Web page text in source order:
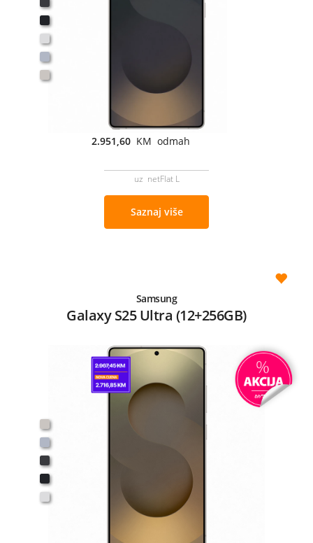
2.951,60 KM odmah
uz netFlat L
Saznaj više
Samsung
Galaxy S25 Ultra (12+256GB)